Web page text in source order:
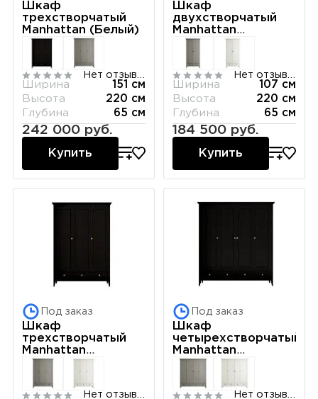
Шкаф
трехстворчатый
Manhattan (Белый)
Ширина
151 см
Высота
220 см
Глубина
65 см
242 000 руб.
Купить
Шкаф
двухстворчатый
Manhattan
(Черный)
Ширина
107 см
Высота
220 см
Глубина
65 см
184 500 руб.
Купить
Под заказ
Шкаф
трехстворчатый
Manhattan
(Черный)
Под заказ
Шкаф
четырехстворчатый
Manhattan
(Черный)